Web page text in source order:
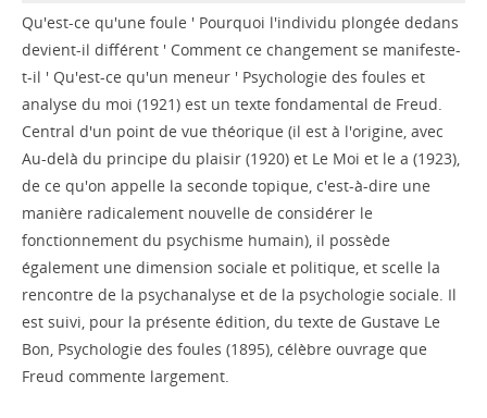
Qu'est-ce qu'une foule ' Pourquoi l'individu plongée dedans
devient-il différent ' Comment ce changement se manifeste-
t-il ' Qu'est-ce qu'un meneur ' Psychologie des foules et
analyse du moi (1921) est un texte fondamental de Freud.
Central d'un point de vue théorique (il est à l'origine, avec
Au-delà du principe du plaisir (1920) et Le Moi et le a (1923),
de ce qu'on appelle la seconde topique, c'est-à-dire une
manière radicalement nouvelle de considérer le
fonctionnement du psychisme humain), il possède
également une dimension sociale et politique, et scelle la
rencontre de la psychanalyse et de la psychologie sociale. Il
est suivi, pour la présente édition, du texte de Gustave Le
Bon, Psychologie des foules (1895), célèbre ouvrage que
Freud commente largement.